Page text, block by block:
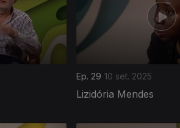
Ep. 29 10 set. 2025
Lizidória Mendes